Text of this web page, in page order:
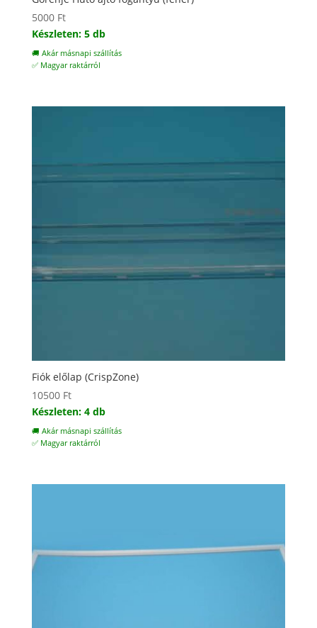
5000 Ft
Készleten: 5 db
🚚 Akár másnapi szállítás
✅ Magyar raktárról
Fiók előlap (CrispZone)
10500 Ft
Készleten: 4 db
🚚 Akár másnapi szállítás
✅ Magyar raktárról